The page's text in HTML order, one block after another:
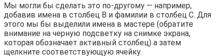
Мы могли бы сделать это по-другому — например,
добавив имена в столбец B и фамилии в столбец C. Для
этого мы бы выделили имена в мастере (обратите
внимание на черную подсветку на снимке экрана,
которая обозначает активный столбец) а затем
щелкните соответствующую ячейку.